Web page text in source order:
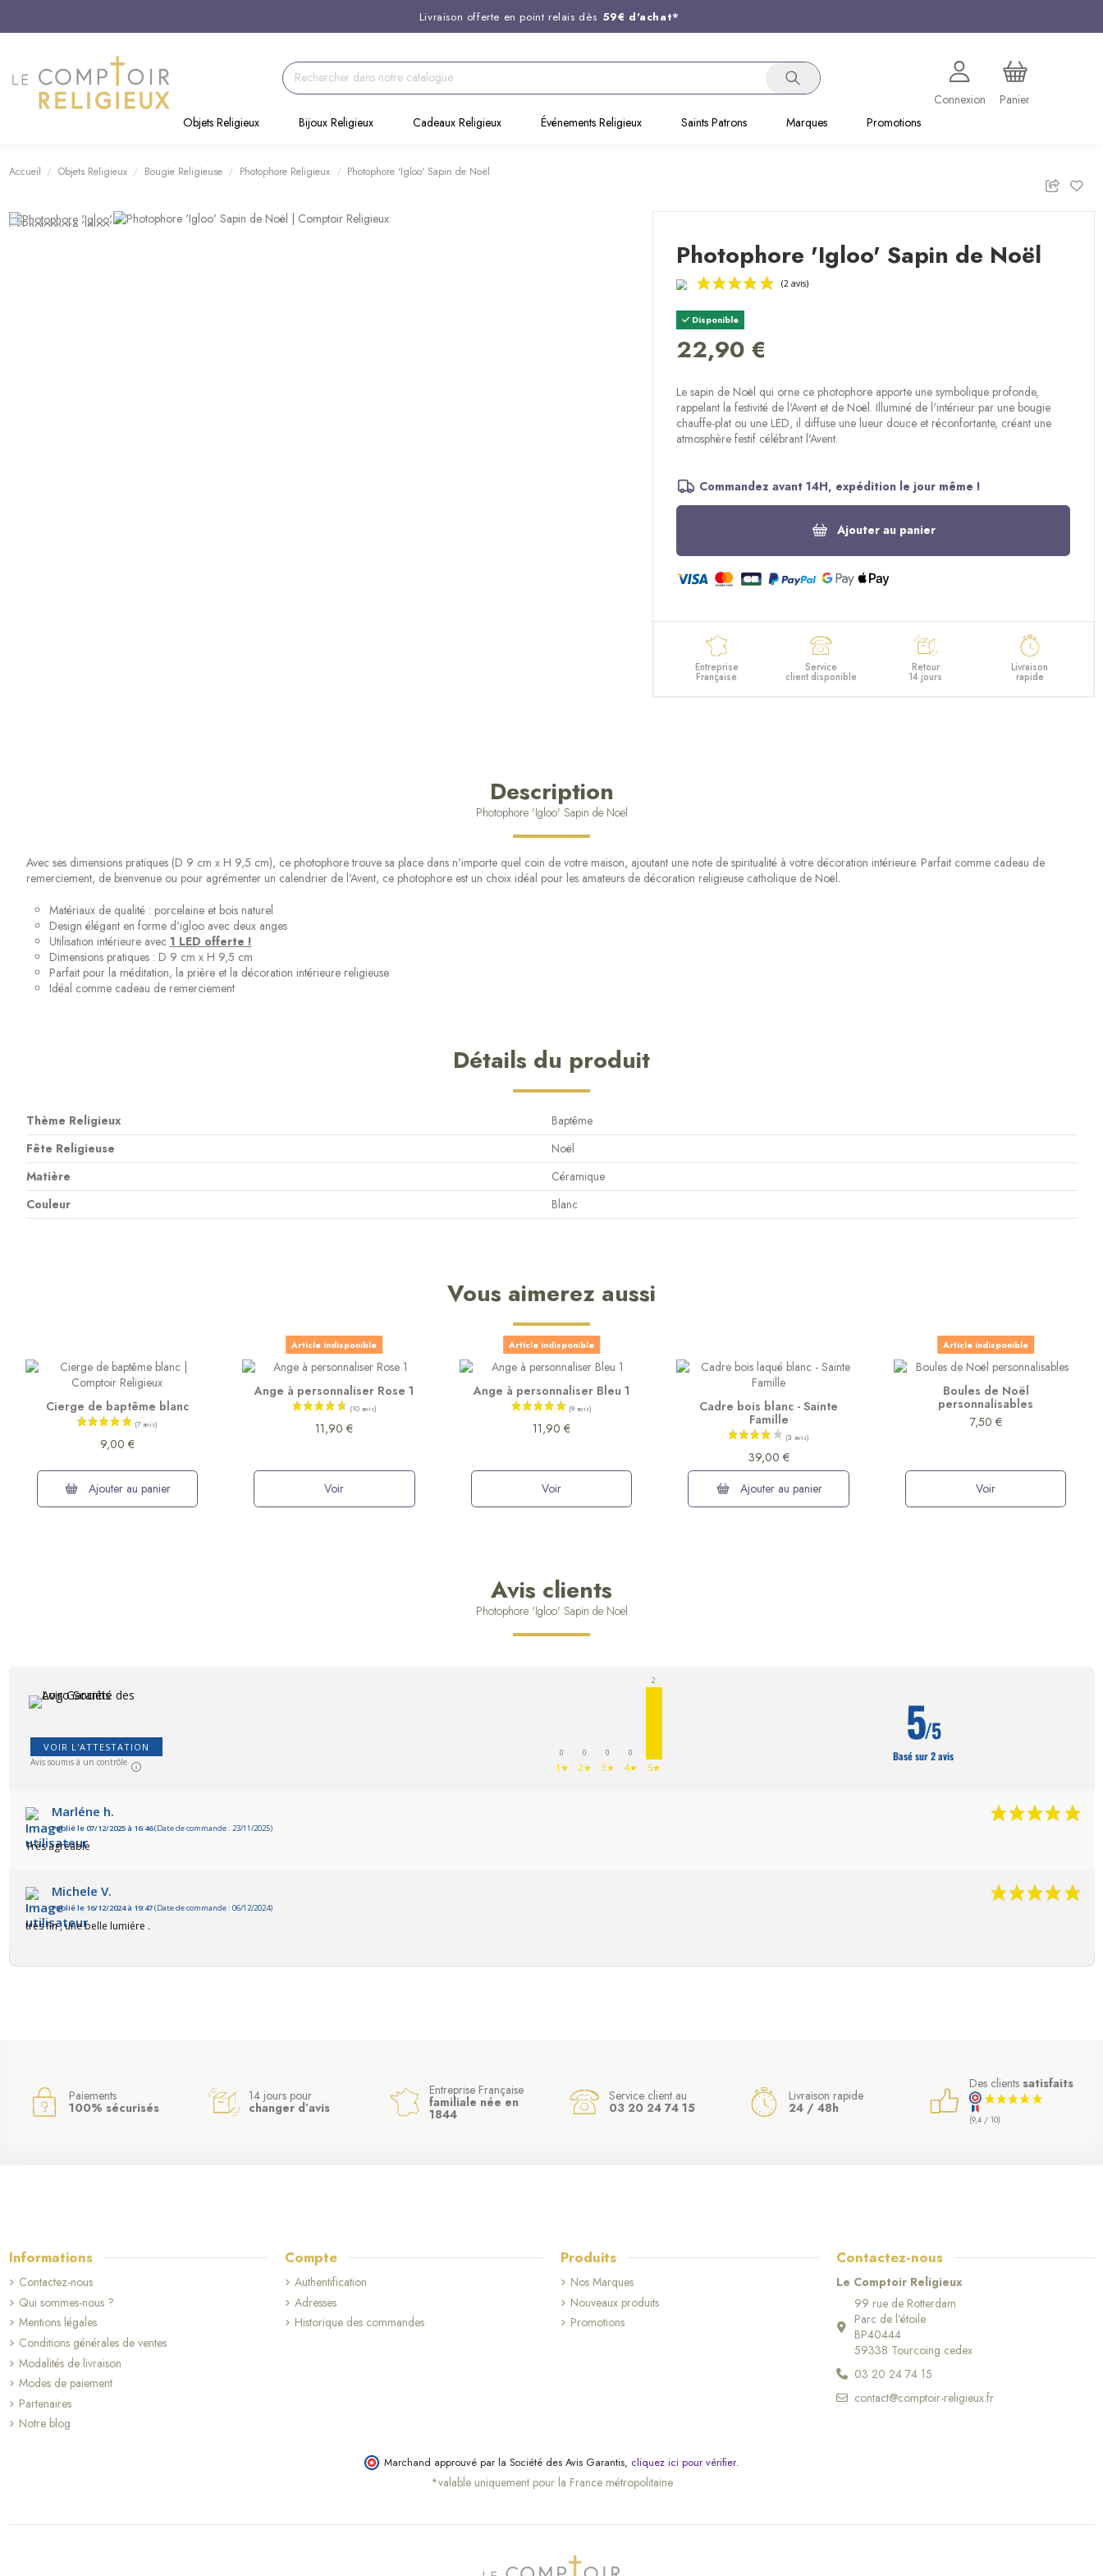
Livraison offerte en point relais dès 59€ d'achat*
Support client disponible au
Commandez avant 14H, expédition le jour même !
Connexion
Panier
Objets Religieux
Bijoux Religieux Cadeaux Religieux Événements Religieux Saints Patrons Marques Promotions
Accueil Objets Religieux Bougie Religieuse Photophore Religieux Photophore 'Igloo' Sapin de Noël
Photophore 'Igloo' Sapin de Noël
Disponible
22,90 €
Le sapin de Noël qui orne ce photophore apporte une symbolique profonde,
rappelant la festivité de l'Avent et de Noël. Illuminé de l'intérieur par une bougie
chauffe-plat ou une LED, il diffuse une lueur douce et réconfortante, créant une
atmosphère festif célébrant l'Avent.
Commandez avant 14H, expédition le jour même !
Ajouter au panier
Entreprise
Française
Service
client disponible
Retour
14 jours
Livraison
rapide
Description
Photophore 'Igloo' Sapin de Noël
Avec ses dimensions pratiques (D 9 cm x H 9,5 cm), ce photophore trouve sa place dans n'importe quel coin de votre maison, ajoutant une note de spiritualité à votre décoration intérieure. Parfait comme cadeau de
remerciement, de bienvenue ou pour agrémenter un calendrier de l'Avent, ce photophore est un choix idéal pour les amateurs de décoration religieuse catholique de Noël.
Matériaux de qualité : porcelaine et bois naturel
Design élégant en forme d'igloo avec deux anges
Utilisation intérieure avec 1 LED offerte !
Dimensions pratiques : D 9 cm x H 9,5 cm
Parfait pour la méditation, la prière et la décoration intérieure religieuse
Idéal comme cadeau de remerciement
Détails du produit
Thème Religieux
Baptême
Fête Religieuse
Noël
Matière
Céramique
Couleur
Blanc
Vous aimerez aussi
Cierge de baptême blanc
9,00 €
Ajouter au panier
Article indisponible
Ange à personnaliser Rose 1
(10 avis)
11,90 €
Voir
Article indisponible
Ange à personnaliser Bleu 1
(9 avis)
11,90 €
Voir
Cadre bois blanc - Sainte
Famille
39,00 €
Ajouter au panier
Article indisponible
Boules de Noël
personnalisables
7,50 €
Voir
Avis clients
Photophore 'Igloo' Sapin de Noël
VOIR L'ATTESTATION
Avis soumis à un contrôle
0
1★
0
2★
0
3★
0
4★
2
5★
5/5
Basé sur 2 avis
Marléne h.
Publié le 07/12/2025 à 16:46(Date de commande : 23/11/2025)
Très agréable
Michele V.
Publié le 16/12/2024 à 19:47(Date de commande : 06/12/2024)
très fin , une belle lumiére .
Paiements
100% sécurisés
14 jours pour
changer d’avis
Entreprise Française
familiale née en
1844
Service client au
03 20 24 74 15
Livraison rapide
24 / 48h
Des clients satisfaits
(9,4 / 10)
Informations
Contactez-nous
Qui sommes-nous ?
Mentions légales
Conditions générales de ventes
Modalités de livraison
Modes de paiement
Partenaires
Notre blog
Compte
Authentification
Adresses
Historique des commandes
Produits
Nos Marques
Nouveaux produits
Promotions
Contactez-nous
Le Comptoir Religieux
99 rue de Rotterdam
Parc de l'étoile
BP40444
59338 Tourcoing cedex
03 20 24 74 15
contact@comptoir-religieux.fr
Marchand approuvé par la Société des Avis Garantis, cliquez ici pour vérifier.
*valable uniquement pour la France métropolitaine